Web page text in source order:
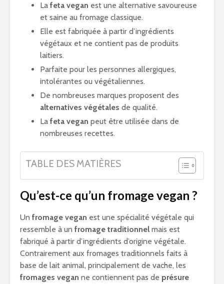
La feta vegan est une alternative savoureuse
et saine au fromage classique.
Elle est fabriquée à partir d’ingrédients
végétaux et ne contient pas de produits
laitiers.
Parfaite pour les personnes allergiques,
intolérantes ou végétaliennes.
De nombreuses marques proposent des
alternatives végétales de qualité.
La feta vegan peut être utilisée dans de
nombreuses recettes.
TABLE DES MATIÈRES
Qu’est-ce qu’un fromage vegan ?
Un fromage vegan est une spécialité végétale qui
ressemble à un fromage traditionnel mais est
fabriqué à partir d’ingrédients d’origine végétale.
Contrairement aux fromages traditionnels faits à
base de lait animal, principalement de vache, les
fromages vegan ne contiennent pas de présure